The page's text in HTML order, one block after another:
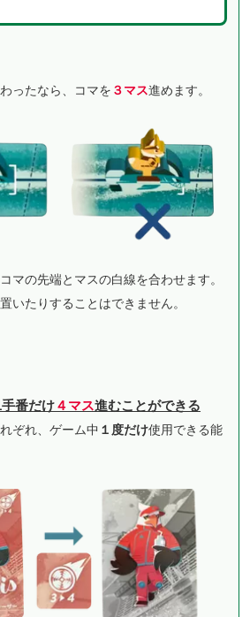
ったなら、コマを ３マス進めます。
マの先端とマスの白線を合わせます。
いたりすることはできません。
番だけ４マス進むことができる
ぞれ、ゲーム中 １度だけ使用できる能